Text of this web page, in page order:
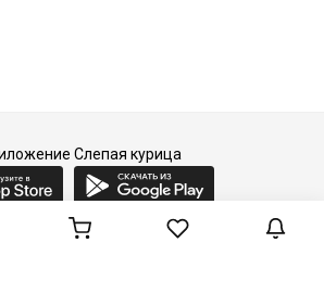
Слепая курица
курица - fashion concept store.